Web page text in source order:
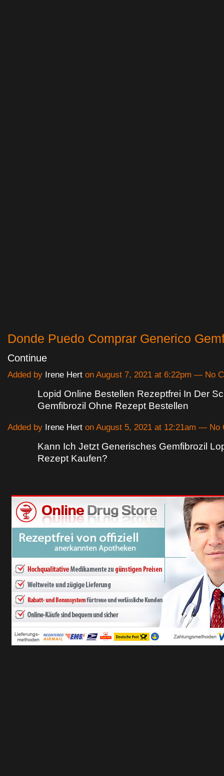
Donde Puedo Comprar Generico
Continue
Added by Irene Hert on August 7, 2021 at 6:22pm — No
Lopid Online Bestellen Rezeptfrei In Der
Gemfibrozil Ohne Rezept Bestellen
Added by Irene Hert on August 5, 2021 at 12:21am — No
Kann Ich Jetzt Generisches Gemfibrozil
Rezept Kaufen?